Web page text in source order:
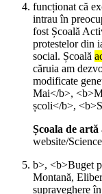
funcționat că
intrau în
fost Școală
protestelor din
social. Școală
căruia am
modificate
Mai</b>,
școli</b>,
Școala de artă
website/
b>, <b>Buget
Montană,
supraveghere